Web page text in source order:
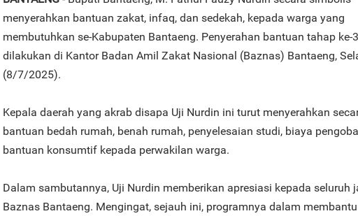
menyerahkan bantuan zakat, infaq, dan sedekah, kepada warga yang
membutuhkan se-Kabupaten Bantaeng. Penyerahan bantuan tahap ke-
dilakukan di Kantor Badan Amil Zakat Nasional (Baznas) Bantaeng,
(8/7/2025).
Kepala daerah yang akrab disapa Uji Nurdin ini turut menyerahkan
bantuan bedah rumah, benah rumah, penyelesaian studi, biaya
bantuan konsumtif kepada perwakilan warga.
Dalam sambutannya, Uji Nurdin memberikan apresiasi kepada seluruh
Baznas Bantaeng. Mengingat, sejauh ini, programnya dalam membantu